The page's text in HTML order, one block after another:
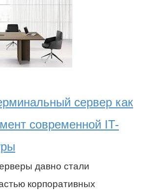
сервер как
современной IT-
давно стали
корпоративных